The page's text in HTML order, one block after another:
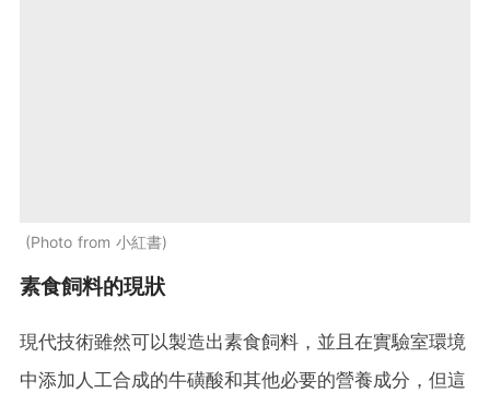
Photo from 小紅書
素食飼料的現狀
現代技術雖然可以製造出素食飼料，並且在實驗室環境
中添加人工合成的牛磺酸和其他必要的營養成分，但這